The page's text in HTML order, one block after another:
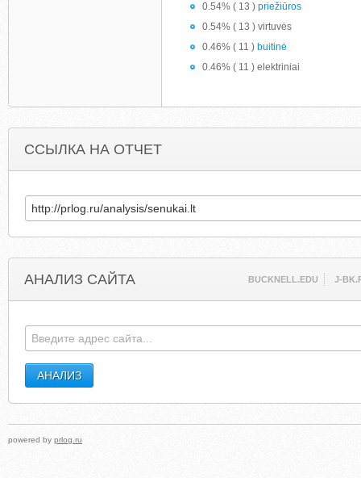
0.54% ( 13 ) priežiūros
0.54% ( 13 ) virtuvės
0.46% ( 11 ) buitinė
0.46% ( 11 ) elektriniai
ССЫЛКА НА ОТЧЕТ
АНАЛИЗ САЙТА BUCKNELL.EDU J-
powered by prlog.ru